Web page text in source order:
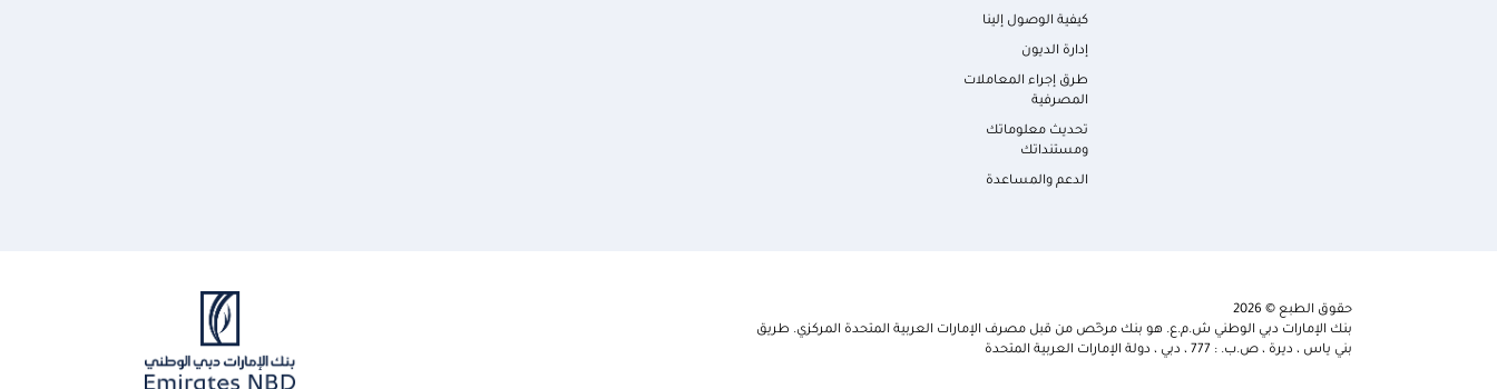
كيفية الوصول إلينا
إدارة الديون
طرق إجراء المعاملات
المصرفية
تحديث معلوماتك
ومستنداتك
الدعم والمساعدة
حقوق الطبع © 2026
بنك الإمارات دبي الوطني ش.م.ع. هو بنك مرخّص من قبل مصرف الإمارات العربية المتحدة المركزي. طريق
بني ياس ، ديرة ، ص.ب. : 777 ، دبي ، دولة الإمارات العربية المتحدة